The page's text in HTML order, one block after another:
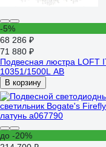
-5%
68 286 ₽
71 880 ₽
Подвесная люстра LOFT
10351/1500L AB
В корзину
до -20%